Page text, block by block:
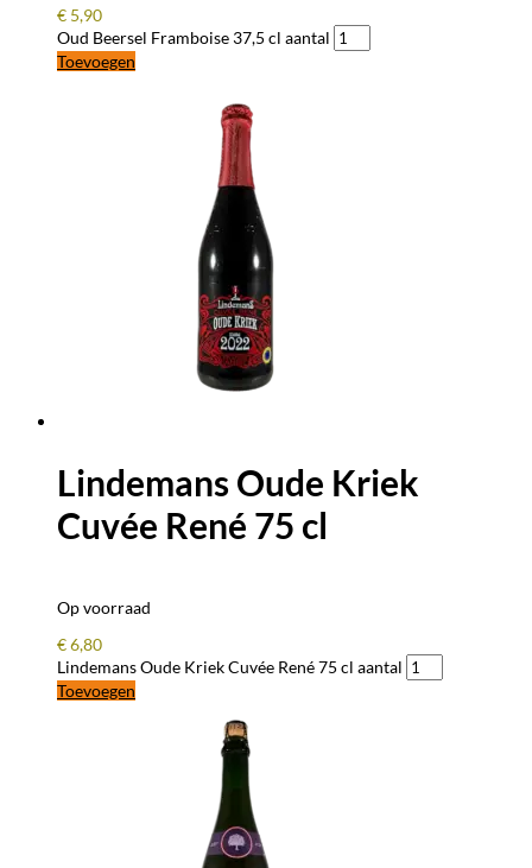
€ 5,90
Oud Beersel Framboise 37,5 cl aantal
Toevoegen
Lindemans Oude Kriek
Cuvée René 75 cl
Op voorraad
€6,80
Lindemans Oude Kriek Cuvée René 75 cl aantal
Toevoegen